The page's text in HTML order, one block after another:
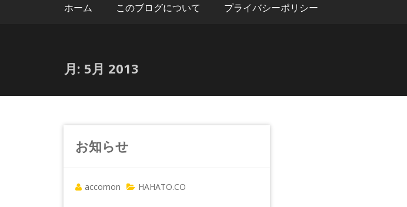
ホーム このブログについて プライバシーポリシー
月: 5月 2013
お知らせ
accomon HAHATO.CO